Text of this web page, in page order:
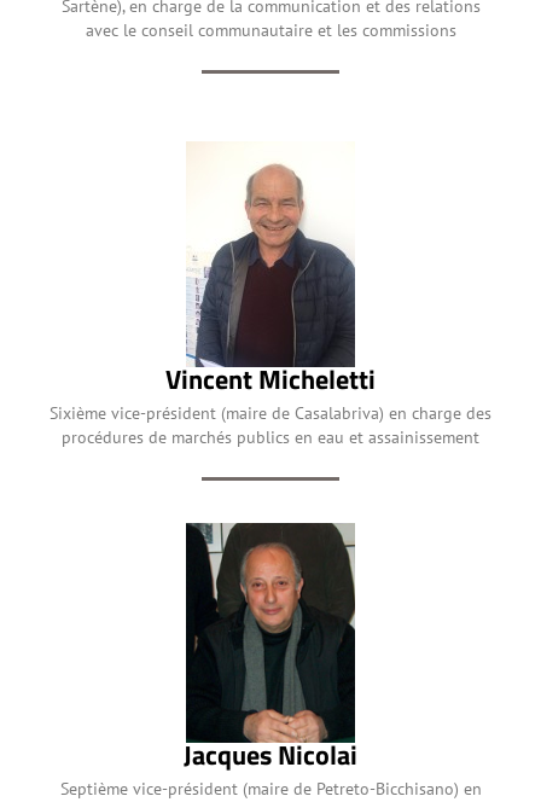
Sartène), en charge de la communication et des relations
avec le conseil communautaire et les commissions
Vincent Micheletti
Sixième vice-président (maire de Casalabriva) en charge des
procédures de marchés publics en eau et assainissement
Jacques Nicolai
Septième vice-président (maire de Petreto-Bicchisano) en